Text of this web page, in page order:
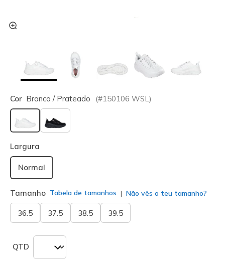
Cor Branco / Prateado (#150106 WSL )
selecionado
Largura
Normal
Tamanho Tabela de tamanhos Não vês o teu tamanho?
36.5 37.5 38.5 39.5
QTD